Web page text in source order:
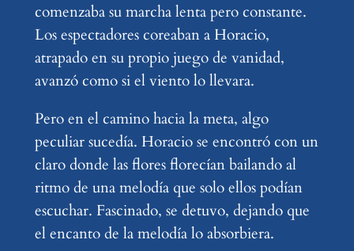
comenzaba su marcha lenta pero constante.
Los espectadores coreaban a Horacio,
atrapado en su propio juego de vanidad,
avanzó como si el viento lo llevara.
Pero en el camino hacia la meta, algo
peculiar sucedía. Horacio se encontró con un
claro donde las flores florecían bailando al
ritmo de una melodía que solo ellos podían
escuchar. Fascinado, se detuvo, dejando que
el encanto de la melodía lo absorbiera.